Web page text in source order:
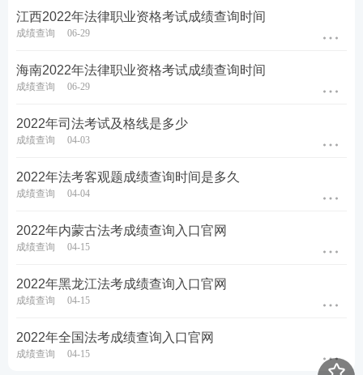
江西2022年法律职业资格考试成绩查询时间
成绩查询 06-29
海南2022年法律职业资格考试成绩查询时间
成绩查询 06-29
2022年司法考试及格线是多少
成绩查询 04-03
2022年法考客观题成绩查询时间是多久
成绩查询 04-04
2022年内蒙古法考成绩查询入口官网
成绩查询 04-15
2022年黑龙江法考成绩查询入口官网
成绩查询 04-15
2022年全国法考成绩查询入口官网
成绩查询 04-15